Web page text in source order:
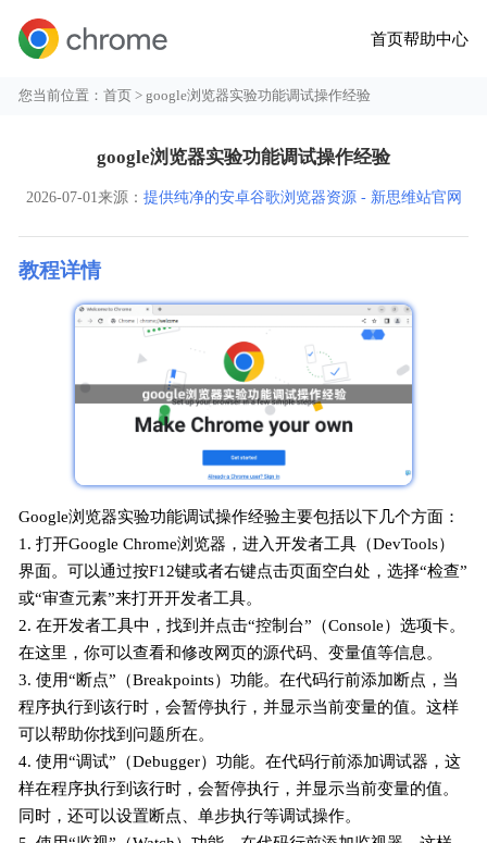
首页帮助中心
您当前位置：首页 > google浏览器实验功能调试操作经验
google浏览器实验功能调试操作经验
2026-07-01来源： 提供纯净的安卓谷歌浏览器资源 - 新思维站官网
教程详情
Google浏览器实验功能调试操作经验主要包括以下几个方面：
1. 打开Google Chrome浏览器，进入开发者工具（DevTools）
界面。可以通过按F12键或者右键点击页面空白处，选择“检查”
或“审查元素”来打开开发者工具。
2. 在开发者工具中，找到并点击“控制台”（Console）选项卡。
在这里，你可以查看和修改网页的源代码、变量值等信息。
3. 使用“断点”（Breakpoints）功能。在代码行前添加断点，当
程序执行到该行时，会暂停执行，并显示当前变量的值。这样
可以帮助你找到问题所在。
4. 使用“调试”（Debugger）功能。在代码行前添加调试器，这
样在程序执行到该行时，会暂停执行，并显示当前变量的值。
同时，还可以设置断点、单步执行等调试操作。